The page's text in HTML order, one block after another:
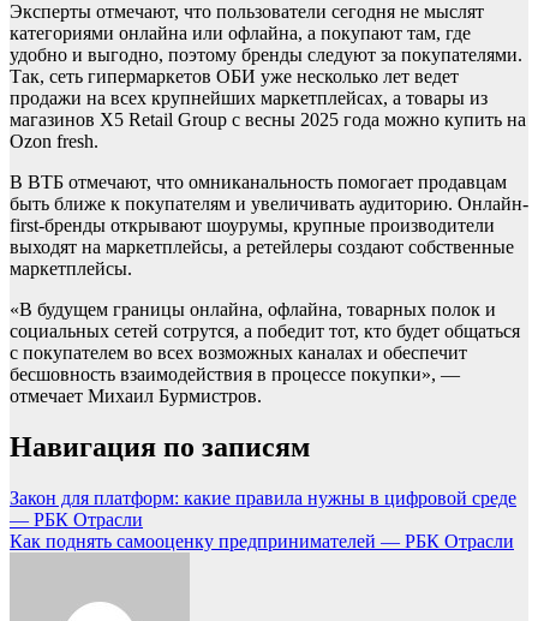
Эксперты отмечают, что пользователи сегодня не мыслят
категориями онлайна или офлайна, а покупают там, где
удобно и выгодно, поэтому бренды следуют за покупателями.
Так, сеть гипермаркетов ОБИ уже несколько лет ведет
продажи на всех крупнейших маркетплейсах, а товары из
магазинов Х5 Retail Group с весны 2025 года можно купить на
Ozon fresh.
В ВТБ отмечают, что омниканальность помогает продавцам
быть ближе к покупателям и увеличивать аудиторию. Онлайн-
first-бренды открывают шоурумы, крупные производители
выходят на маркетплейсы, а ретейлеры создают собственные
маркетплейсы.
«В будущем границы онлайна, офлайна, товарных полок и
социальных сетей сотрутся, а победит тот, кто будет общаться
с покупателем во всех возможных каналах и обеспечит
бесшовность взаимодействия в процессе покупки», —
отмечает Михаил Бурмистров.
Навигация по записям
Закон для платформ: какие правила нужны в цифровой среде
— РБК Отрасли
Как поднять самооценку предпринимателей — РБК Отрасли